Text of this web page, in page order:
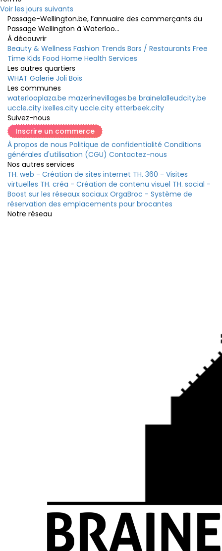
Voir les jours suivants
Passage-Wellington.be, l’annuaire des commerçants du
Passage Wellington à Waterloo...
À découvrir
Beauty & Wellness Fashion Trends Bars / Restaurants Free
Time Kids Food Home Health Services
Les autres quartiers
WHAT Galerie Joli Bois
Les communes
waterlooplaza.be mazerinevillages.be brainelalleudcity.be
uccle.city ixelles.city uccle.city etterbeek.city
Suivez-nous
Inscrire un commerce
À propos de nous Politique de confidentialité Conditions
générales d'utilisation (CGU) Contactez-nous
Nos autres services
TH. web - Création de sites internet TH. 360 - Visites
virtuelles TH. créa - Création de contenu visuel TH. social -
Boost sur les réseaux sociaux OrgaBroc - Système de
réservation des emplacements pour brocantes
Notre réseau